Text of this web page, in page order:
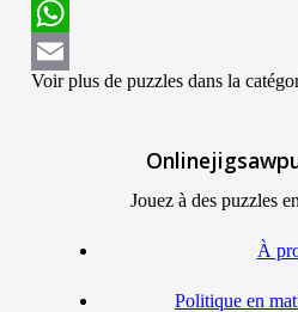
Pinterest
WhatsApp
Email
Voir plus de puzzles dans la
Jouez à des puzzles
À
Politique en